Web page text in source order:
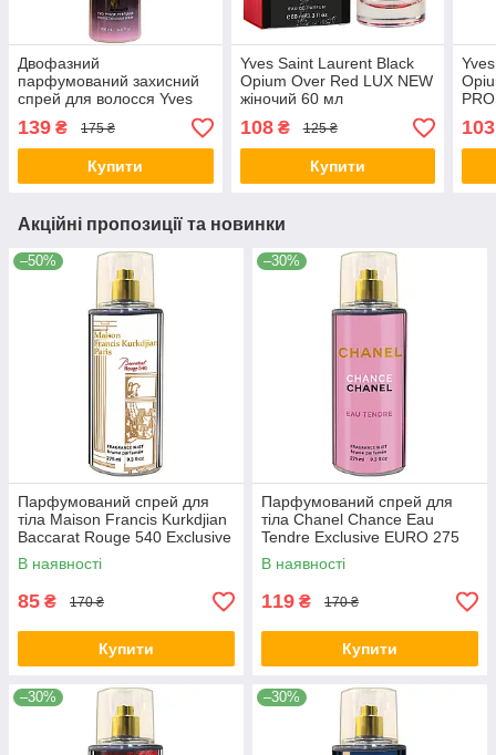
Двофазний
парфумований захисний
спрей для волосся Yves
Saint Laurent Black Opium
Exclusive EURO 200 мл
139 ₴ 175 ₴
Купити
Yves Saint Laurent Black
Opium Over Red LUX NEW
жіночий 60 мл
108₴ 125 ₴
Купити
103
Акційні пропозиції та новинки
–50%
Парфумований спрей для
тіла Maison Francis Kurkdjian
Baccarat Rouge 540 Exclusive
EURO 275 мл
В наявності
85 ₴ 170 ₴
Купити
–30%
Парфумований спрей для
тіла Chanel Chance Eau
Tendre Exclusive EURO 275
мл
В наявності
119 ₴ 170 ₴
Купити
–30% –30%